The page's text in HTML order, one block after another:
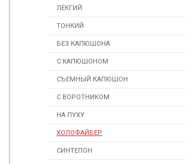
ЛЁКГИЙ
ТОНКИЙ
БЕЗ КАПЮШОНА
С КАПЮШОНОМ
СЪЕМНЫЙ КАПЮШОН
С ВОРОТНИКОМ
НА ПУХУ
ХОЛОФАЙБЕР
СИНТЕПОН